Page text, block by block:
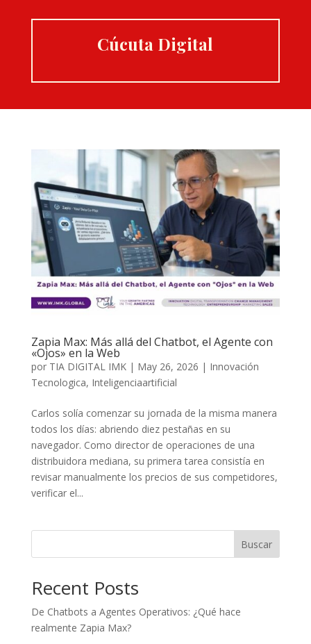
Cúcuta Digital
Zapia Max: Más allá del Chatbot, el Agente con
«Ojos» en la Web
por TIA DIGITAL IMK| May 26, 2026 | Innovación
Tecnologica, Inteligenciaartificial
Carlos solía comenzar su jornada de la misma manera
todos los días: abriendo diez pestañas en su
navegador. Como director de operaciones de una
distribuidora mediana, su primera tarea consistía en
revisar manualmente los precios de sus competidores,
verificar el...
Buscar
Recent Posts
De Chatbots a Agentes Operativos: ¿Qué hace
realmente Zapia Max?